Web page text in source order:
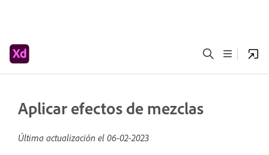
Aplicar efectos de mezclas
Última actualización el 06-02-2023